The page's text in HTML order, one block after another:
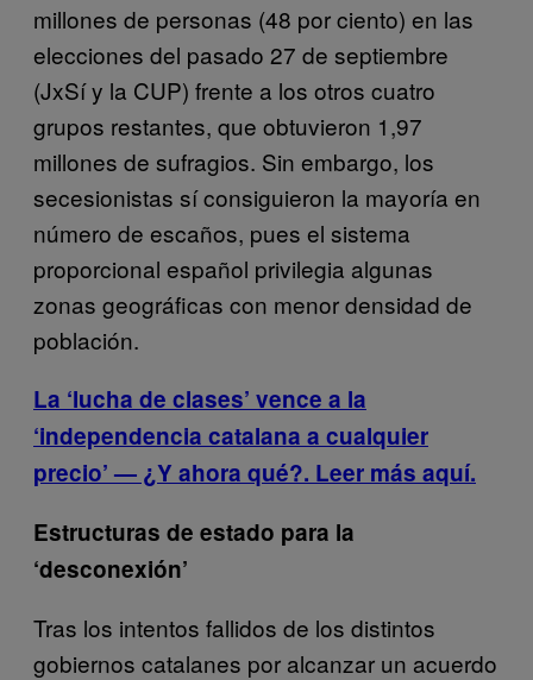
millones de personas (48 por ciento) en las
elecciones del pasado 27 de septiembre
(JxSí y la CUP) frente a los otros cuatro
grupos restantes, que obtuvieron 1,97
millones de sufragios. Sin embargo, los
secesionistas sí consiguieron la mayoría en
número de escaños, pues el sistema
proporcional español privilegia algunas
zonas geográficas con menor densidad de
población.
La ‘lucha de clases’ vence a la
‘independencia catalana a cualquier
precio’ — ¿Y ahora qué?. Leer más aquí.
Estructuras de estado para la
‘desconexión’
Tras los intentos fallidos de los distintos
gobiernos catalanes por alcanzar un acuerdo